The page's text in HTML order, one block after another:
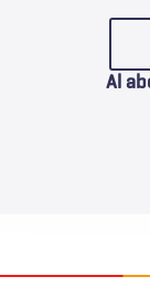
Al